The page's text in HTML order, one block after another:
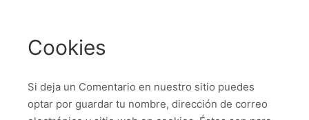
Cookies
Si deja un Comentario en nuestro sitio puedes
optar por guardar tu nombre, dirección de correo